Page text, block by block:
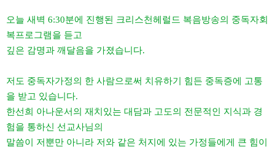
오늘 새벽 6:30분에 진행된 크리스천헤럴드 복음방송의 중독자회
복프로그램을 듣고
깊은 감명과 깨달음을 가졌습니다.
저도 중독자가정의 한 사람으로써 치유하기 힘든 중독증에 고통
을 받고 있습니다.
한선희 아나운서의 재치있는 대담과 고도의 전문적인 지식과 경
험을 통하신 선교사님의
말씀이 저뿐만 아니라 저와 같은 처지에 있는 가정들에게 큰 힘이